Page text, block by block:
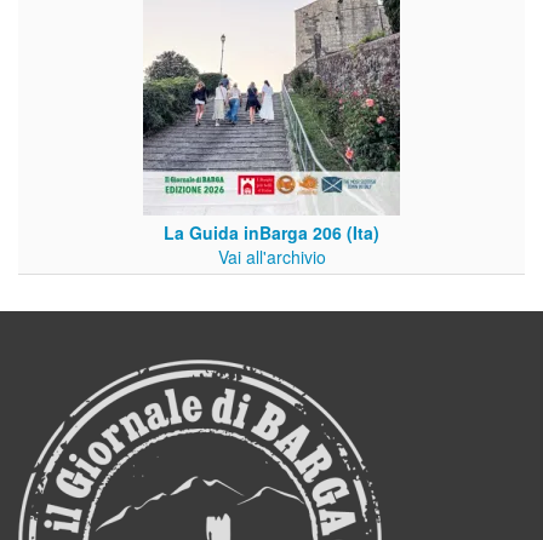
La Guida inBarga 206 (Ita)
Vai all'archivio